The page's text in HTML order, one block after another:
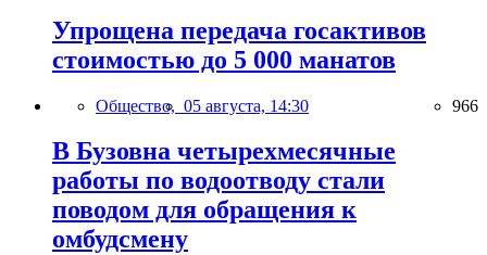
Упрощена передача госактивов
стоимостью до 5 000 манатов
Общество, 05 августа, 14:30 966
В Бузовна четырехмесячные
работы по водоотводу стали
поводом для обращения к
омбудсмену